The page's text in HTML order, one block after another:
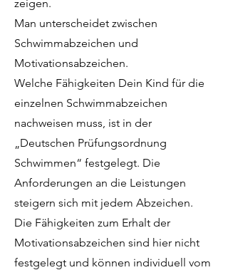
zeigen.
Man unterscheidet zwischen
Schwimmabzeichen und
Motivationsabzeichen.
Welche Fähigkeiten Dein Kind für die
einzelnen Schwimmabzeichen
nachweisen muss, ist in der
„Deutschen Prüfungsordnung
Schwimmen“ festgelegt. Die
Anforderungen an die Leistungen
steigern sich mit jedem Abzeichen.
Die Fähigkeiten zum Erhalt der
Motivationsabzeichen sind hier nicht
festgelegt und können individuell vom